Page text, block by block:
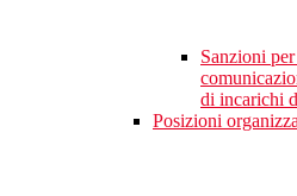
Sanzioni
di incarichi
Posizioni